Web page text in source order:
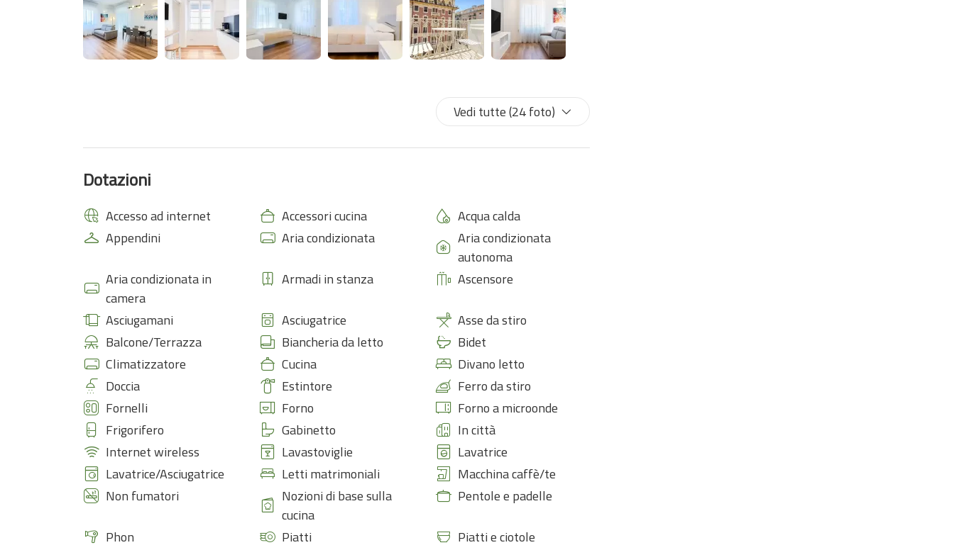
Un vero tocco speciale è rappresentato dai due eleganti bagni, entrambi dotati di docce con cromoterapia,
pensate per regalare un momento di benessere e relax dopo aver esplorato i meravigliosi paesaggi liguri. L’aria
condizionata presente in tutta la proprietà garantisce inoltre il massimo comfort in ogni stagione.
Cinque Terre, Portovenere e la Riviera Ligure, ma anche il luogo perfetto in cui tornare per rallentare, rilassarsi e
GF Seaview House non è solo un soggiorno, ma uno spazio dove sentirsi bene, tra comfort moderni, luce e il
Vedi tutte (24 foto)
Dotazioni
Accesso ad internet Accessori cucina
Acqua calda
Appendini
Aria condizionata
Aria condizionata
autonoma
Aria condizionata in
camera
Armadi in stanza Ascensore
Asciugamani Asciugatrice
Asse da stiro
Balcone/Terrazza
Biancheria da letto
Bidet
Climatizzatore
Cucina
Divano letto
Doccia
Estintore
Ferro da stiro
Fornelli
Forno
Forno a microonde
Frigorifero
Gabinetto
In città
Internet wireless
Lavastoviglie
Lavatrice
Lavatrice/Asciugatrice
Letti matrimoniali
Macchina caffè/te
Non fumatori
Nozioni di base sulla
cucina
Pentole e padelle
Phon Piatti
Piatti e ciotole